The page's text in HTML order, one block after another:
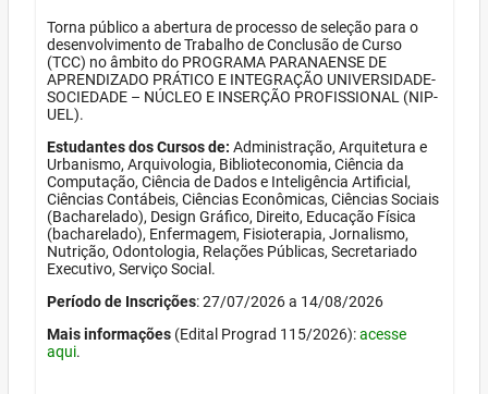
Torna público a abertura de processo de seleção para o
desenvolvimento de Trabalho de Conclusão de Curso
(TCC) no âmbito do PROGRAMA PARANAENSE DE
APRENDIZADO PRÁTICO E INTEGRAÇÃO UNIVERSIDADE-
SOCIEDADE – NÚCLEO E INSERÇÃO PROFISSIONAL (NIP-
UEL).
Estudantes dos Cursos de: Administração, Arquitetura e
Urbanismo, Arquivologia, Biblioteconomia, Ciência da
Computação, Ciência de Dados e Inteligência Artificial,
Ciências Contábeis, Ciências Econômicas, Ciências Sociais
(Bacharelado), Design Gráfico, Direito, Educação Física
(bacharelado), Enfermagem, Fisioterapia, Jornalismo,
Nutrição, Odontologia, Relações Públicas, Secretariado
Executivo, Serviço Social.
Período de Inscrições: 27/07/2026 a 14/08/2026
Mais informações (Edital Prograd 115/2026):acesse
aqui.